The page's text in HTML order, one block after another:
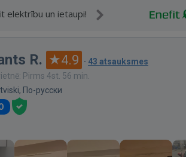
elektrību un ietaupi!
R. 4.9 · 43 atsauksmes
Pirms 4st. 56 min.
По-русски